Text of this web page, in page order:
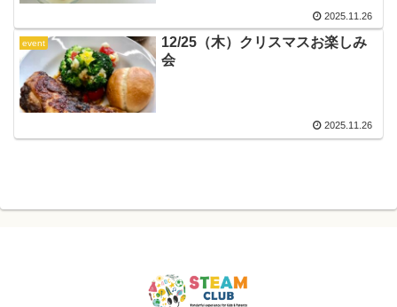
2025.11.26
event
12/25（木）クリスマスお楽しみ
会
2025.11.26